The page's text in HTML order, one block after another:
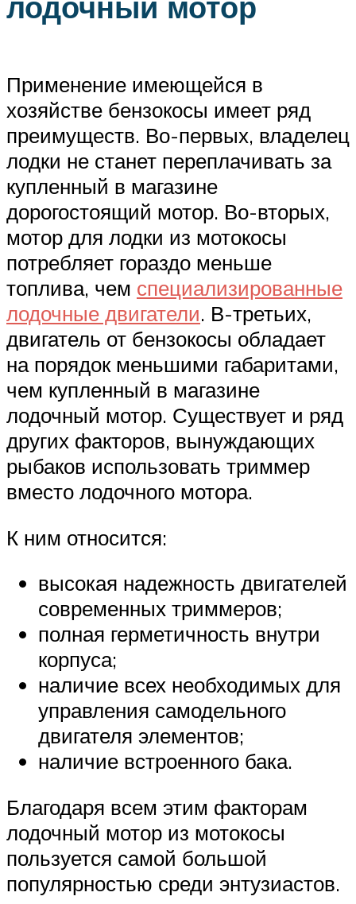
Применение имеющейся в
хозяйстве бензокосы имеет ряд
преимуществ. Во-первых, владелец
лодки не станет переплачивать за
купленный в магазине
дорогостоящий мотор. Во-вторых,
мотор для лодки из мотокосы
потребляет гораздо меньше
топлива, чем специализированные
лодочные двигатели. В-третьих,
двигатель от бензокосы обладает
на порядок меньшими габаритами,
чем купленный в магазине
лодочный мотор. Существует и ряд
других факторов, вынуждающих
рыбаков использовать триммер
вместо лодочного мотора.
К ним относится:
высокая надежность двигателей
современных триммеров;
полная герметичность внутри
корпуса;
наличие всех необходимых для
управления самодельного
двигателя элементов;
наличие встроенного бака.
Благодаря всем этим факторам
лодочный мотор из мотокосы
пользуется самой большой
популярностью среди энтузиастов.